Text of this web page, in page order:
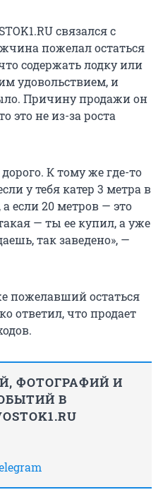
связался с
пожелал остаться
содержать лодку или
удовольствием, и
Причину продажи он
это не из-за роста
К тому же где-то
у тебя катер 3 метра в
если 20 метров — это
— ты ее купил, а уже
так заведено», —
пожелавший остаться
ответил, что продает
ФОТОГРАФИЙ И
В